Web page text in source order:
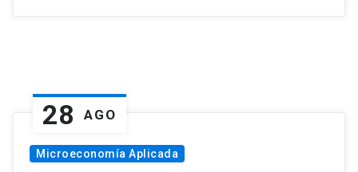
28 AGO
Microeconomía Aplicada